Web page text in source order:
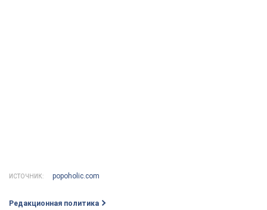
ИСТОЧНИК: popoholic.com
Редакционная политика